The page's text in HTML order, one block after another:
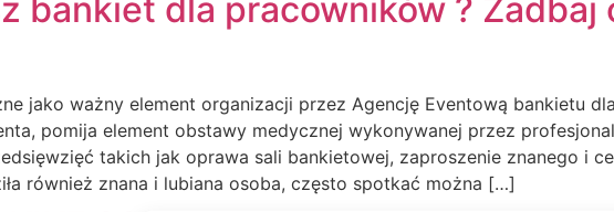
bankiet dla pracowników ?
jako ważny element organizacji przez Agencję Eventową bankietu
pomija element obstawy medycznej wykonywanej przez
takich jak oprawa sali bankietowej, zaproszenie znanego i
również znana i lubiana osoba, często spotkać można […]